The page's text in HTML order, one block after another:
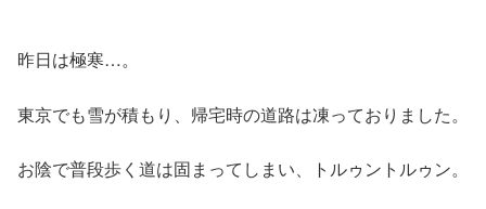
昨日は極寒…。
東京でも雪が積もり、帰宅時の道路は凍っておりました。
お陰で普段歩く道は固まってしまい、トルゥントルゥン。